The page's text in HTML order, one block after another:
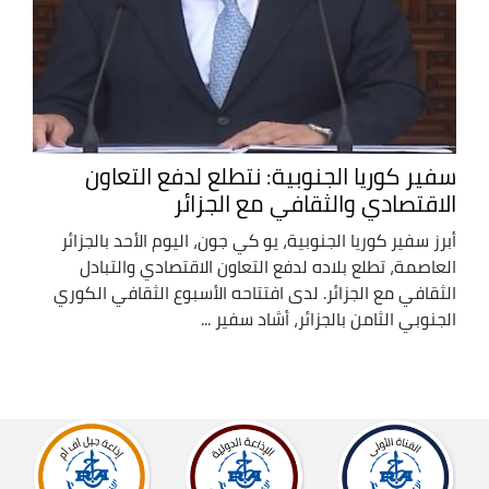
سفير كوريا الجنوبية: نتطلع لدفع التعاون
الاقتصادي والثقافي مع الجزائر
أبرز سفير كوريا الجنوبية، يو كي جون، اليوم الأحد بالجزائر
العاصمة، تطلع بلاده لدفع التعاون الاقتصادي والتبادل
الثقافي مع الجزائر. لدى افتتاحه الأسبوع الثقافي الكوري
الجنوبي الثامن بالجزائر، أشاد سفير ...